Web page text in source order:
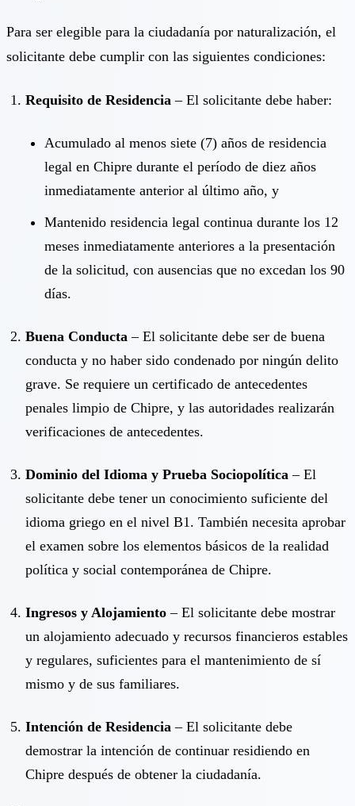
Para ser elegible para la ciudadanía por naturalización, el
solicitante debe cumplir con las siguientes condiciones:
Requisito de Residencia – El solicitante debe haber:
Acumulado al menos siete (7) años de residencia
legal en Chipre durante el período de diez años
inmediatamente anterior al último año, y
Mantenido residencia legal continua durante los 12
meses inmediatamente anteriores a la presentación
de la solicitud, con ausencias que no excedan los 90
días.
Buena Conducta – El solicitante debe ser de buena
conducta y no haber sido condenado por ningún delito
grave. Se requiere un certificado de antecedentes
penales limpio de Chipre, y las autoridades realizarán
verificaciones de antecedentes.
Dominio del Idioma y Prueba Sociopolítica – El
solicitante debe tener un conocimiento suficiente del
idioma griego en el nivel B1. También necesita aprobar
el examen sobre los elementos básicos de la realidad
política y social contemporánea de Chipre.
Ingresos y Alojamiento – El solicitante debe mostrar
un alojamiento adecuado y recursos financieros estables
y regulares, suficientes para el mantenimiento de sí
mismo y de sus familiares.
Intención de Residencia – El solicitante debe
demostrar la intención de continuar residiendo en
Chipre después de obtener la ciudadanía.